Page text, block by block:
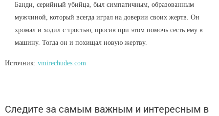
Банди, серийный убийца, был симпатичным, образованным
мужчиной, который всегда играл на доверии своих жертв. Он
хромал и ходил с тростью, просив при этом помочь сесть ему в
машину. Тогда он и похищал новую жертву.
Источник: vmirechudes.com
Следите за самым важным и интересным в